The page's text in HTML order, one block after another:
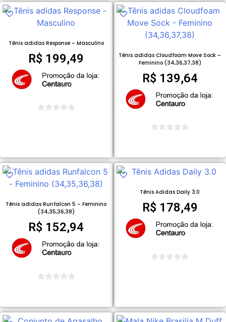
Tênis adidas Response – Masculino
R$ 199,49
Tênis adidas Cloudfoam Move Sock –
Feminino (34,36,37,38)
R$ 139,64
Tênis adidas Runfalcon 5 – Feminino
(34,35,36,38)
R$ 152,94
Tênis Adidas Daily 3.0
R$ 178,49